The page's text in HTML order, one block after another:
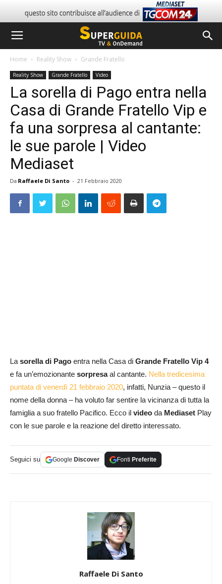
Home Reality Show Grande Fratello
Reality Show Grande Fratello Video
La sorella di Pago entra nella
Casa di Grande Fratello Vip e
fa una sorpresa al cantante:
le sue parole | Video
Mediaset
Da Raffaele Di Santo - 21 Febbraio 2020
Lasorella di Pago entra nella Casa di Grande Fratello Vip 4
e fa un’emozionante sorpresaal cantante. Nella tredicesima
puntata di venerdì 21 febbraio 2020, infatti, Nunzia – questo il
nome della donna – ha voluto far sentire la vicinanza di tutta la
famiglia a suo fratello Pacifico. Ecco il video da Mediaset Play
con le sue parole e la reazione del diretto interessato.
Seguici su Google Discover Fonti Preferite
Raffaele Di Santo